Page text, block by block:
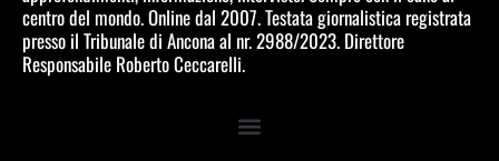
centro del mondo. Online dal 2007. Testata giornalistica registrata
presso il Tribunale di Ancona al nr. 2988/2023. Direttore
Responsabile Roberto Ceccarelli.